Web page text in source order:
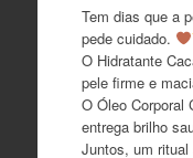
Tem dias que a
pede cuidado.
O Hidratante
pele firme e
O Óleo Corporal
entrega brilho
Juntos, um